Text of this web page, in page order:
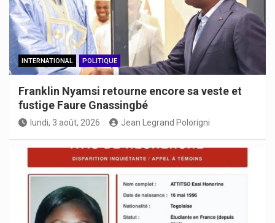
INTERNATIONAL POLITIQUE
Franklin Nyamsi retourne encore sa veste et
fustige Faure Gnassingbé
lundi, 3 août, 2026 Jean Legrand Polorigni